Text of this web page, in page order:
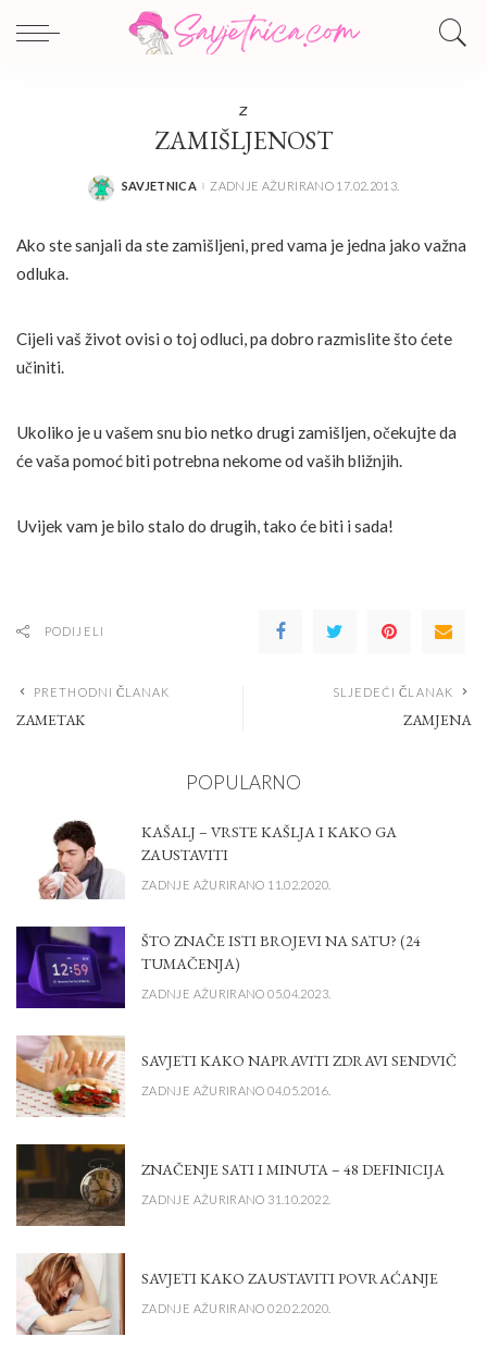
Z
ZAMIŠLJENOST
POSTED
SAVJETNICA ZADNJE AŽURIRANO 17.02.2013.
Ako ste sanjali da ste zamišljeni, pred vama je jedna jako važna
odluka.
Cijeli vaš život ovisi o toj odluci, pa dobro razmislite što ćete
učiniti.
Ukoliko je u vašem snu bio netko drugi zamišljen, očekujte da
će vaša pomoć biti potrebna nekome od vaših bližnjih.
Uvijek vam je bilo stalo do drugih, tako će biti i sada!
PODIJELI
PRETHODNI ČLANAK
ZAMETAK
SLJEDEĆI ČLANAK
ZAMJENA
POPULARNO
KAŠALJ – VRSTE KAŠLJA I KAKO GA
ZAUSTAVITI
ZADNJE AŽURIRANO 11.02.2020.
ŠTO ZNAČE ISTI BROJEVI NA SATU? (24
TUMAČENJA)
ZADNJE AŽURIRANO 05.04.2023.
SAVJETI KAKO NAPRAVITI ZDRAVI SENDVIČ
ZADNJE AŽURIRANO 04.05.2016.
ZNAČENJE SATI I MINUTA – 48 DEFINICIJA
ZADNJE AŽURIRANO 31.10.2022.
SAVJETI KAKO ZAUSTAVITI POVRAĆANJE
ZADNJE AŽURIRANO 02.02.2020.